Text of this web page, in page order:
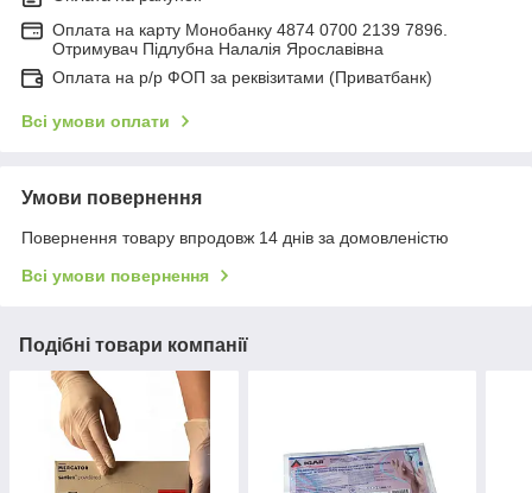
Оплата на карту Монобанку 4874 0700 2139 7896.
Отримувач Підлубна Налалія Ярославівна
Оплата на р/р ФОП за реквізитами (Приватбанк)
Всі умови оплати
Умови повернення
Повернення товару впродовж 14 днів за домовленістю
Всі умови повернення
Подібні товари компанії